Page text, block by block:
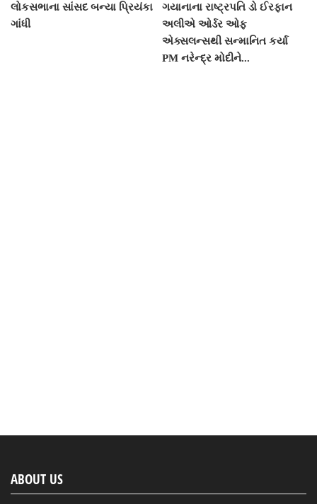
લોકસભાના સાંસદ બન્યા પ્રિયંકા
ગાંધી
ગયાનાના રાષ્ટ્રપતિ ડો ઈરફાન
અલીએ ઓર્ડર ઓફ
એક્સલન્સથી સન્માનિત કર્યા
PM નરેન્દ્ર મોદીને...
ABOUT US